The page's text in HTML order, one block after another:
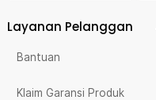
Layanan Pelanggan
Bantuan
Klaim Garansi Produk